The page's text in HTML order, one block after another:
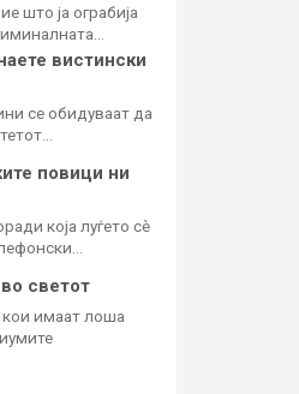
што ја ограбија
вистински
се обидуваат да
повици ни
која луѓето сè
светот
имаат лоша